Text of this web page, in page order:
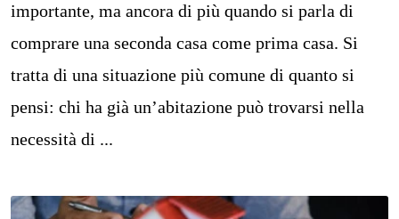
importante, ma ancora di più quando si parla di
comprare una seconda casa come prima casa. Si
tratta di una situazione più comune di quanto si
pensi: chi ha già un’abitazione può trovarsi nella
necessità di ...